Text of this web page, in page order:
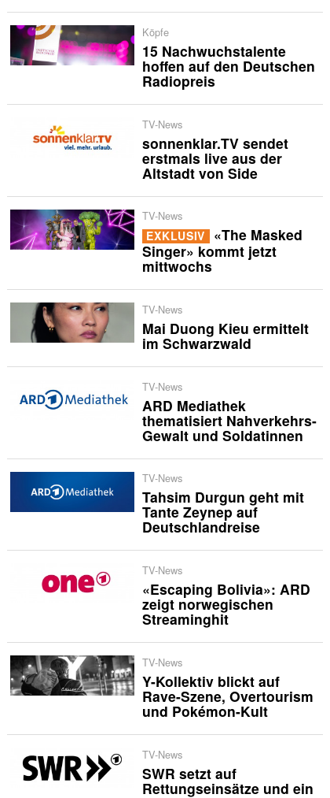
Köpfe
15 Nachwuchstalente
hoffen auf den Deutschen
Radiopreis
TV-News
sonnenklar.TV sendet
erstmals live aus der
Altstadt von Side
TV-News
EXKLUSIV «The Masked
Singer» kommt jetzt
mittwochs
TV-News
Mai Duong Kieu ermittelt
im Schwarzwald
TV-News
ARD Mediathek
thematisiert Nahverkehrs-
Gewalt und Soldatinnen
TV-News
Tahsim Durgun geht mit
Tante Zeynep auf
Deutschlandreise
TV-News
«Escaping Bolivia»: ARD
zeigt norwegischen
Streaminghit
TV-News
Y-Kollektiv blickt auf
Rave-Szene, Overtourism
und Pokémon-Kult
TV-News
SWR setzt auf
Rettungseinsätze und ein